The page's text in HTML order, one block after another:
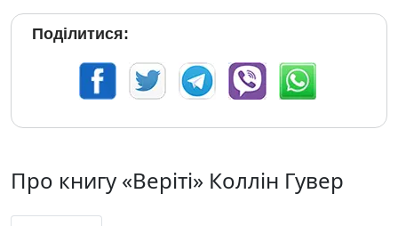
Поділитися:
Про книгу «Веріті» Коллін Гувер